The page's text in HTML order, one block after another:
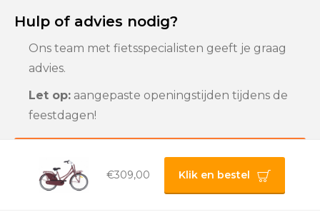
€309,00 Klik en bestel
Hulp of advies nodig?
Ons team met fietsspecialisten geeft je graag
advies.
Let op: aangepaste openingstijden tijdens de
feestdagen!
Klantenservice
Privacybeleid |
Algemene voorwaarden |